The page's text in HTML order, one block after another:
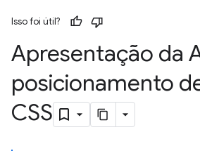
Isso foi útil?
Apresentação da
posicionamento
CSS